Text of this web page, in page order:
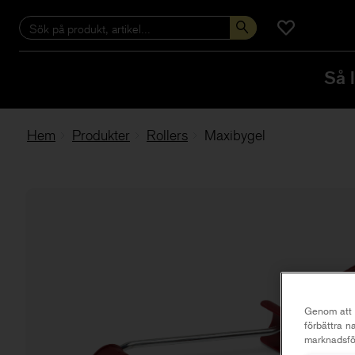
Så
Hem Produkter Rollers Maxibygel
Genom
förbättra